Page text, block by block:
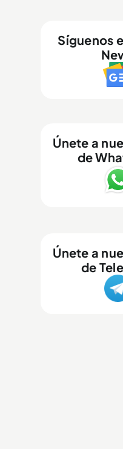
Síguenos
Únete a
de
Únete a
de